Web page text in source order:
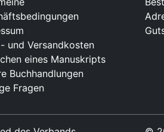
und Versandkosten
eines Manuskripts
Buchhandlungen
Fragen